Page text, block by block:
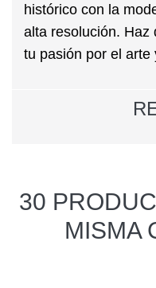
histórico con la
alta resolución. Haz
tu pasión por el arte
30
MISMA